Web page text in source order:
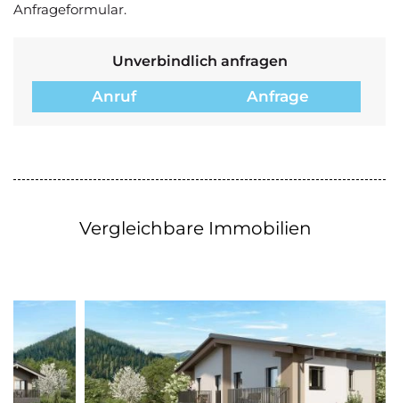
Anfrageformular.
Unverbindlich anfragen
Anruf Anfrage
Vergleichbare Immobilien